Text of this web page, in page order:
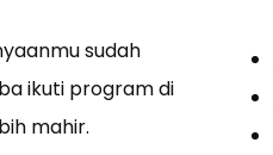
sudah
ikuti program di
mahir.